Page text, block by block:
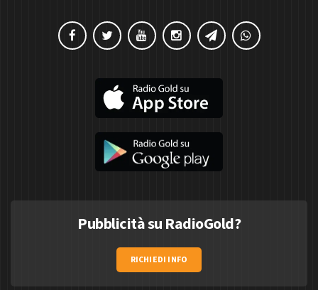
Pubblicità su RadioGold?
RICHIEDI INFO